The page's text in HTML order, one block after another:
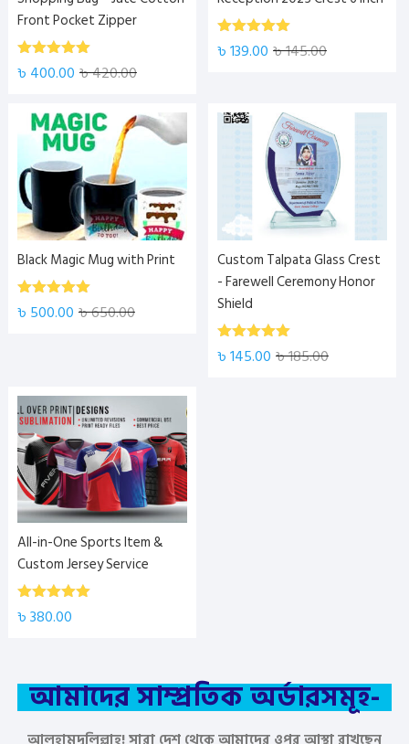
Front Pocket Zipper
Rated 5.00
out of 5 ৳420.00
৳ 400.00
Rated5.00
out of 5 ৳145.00
৳139.00
Black Magic Mug with Print
Rated 5.00
out of 5 ৳650.00
৳ 500.00
Custom Talpata Glass Crest
- Farewell Ceremony Honor
Shield
Rated5.00
out of 5 ৳185.00
৳145.00
All-in-One Sports Item &
Custom Jersey Service
Rated5.00
out of 5
৳380.00
আমাদের সাম্প্রতিক অর্ডারসমূহ-